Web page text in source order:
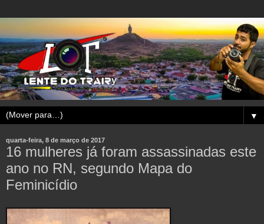
▼
quarta-feira, 8 de março de 2017
16 mulheres já foram assassinadas este
ano no RN, segundo Mapa do
Feminicídio